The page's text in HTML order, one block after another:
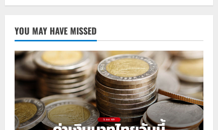
YOU MAY HAVE MISSED